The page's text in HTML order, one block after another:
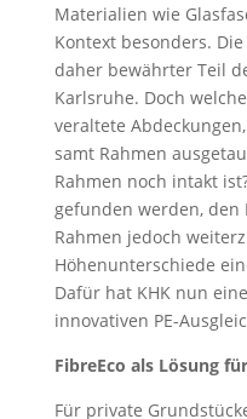
Materialien wie
Kontext besonders.
daher bewährter Teil
Karlsruhe. Doch
veraltete
samt Rahmen
Rahmen noch intakt
gefunden werden, den
Rahmen jedoch
Höhenunterschiede
Dafür hat KHK nun
innovativen PE-
FibreEco als Lösung
Für private